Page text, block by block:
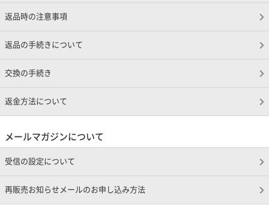
返品時の注意事項
返品の手続きについて
交換の手続き
返金方法について
メールマガジンについて
受信の設定について
再販売お知らせメールのお申し込み方法